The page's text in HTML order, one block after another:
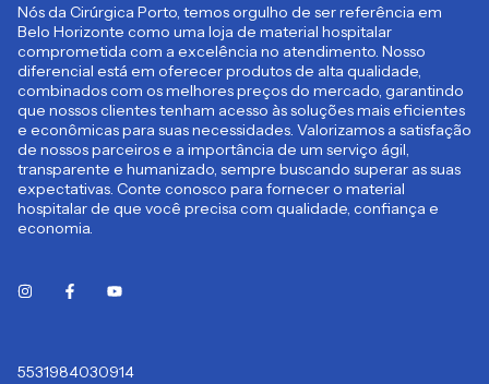
Nós da Cirúrgica Porto, temos orgulho de ser referência em
Belo Horizonte como uma loja de material hospitalar
comprometida com a excelência no atendimento. Nosso
diferencial está em oferecer produtos de alta qualidade,
combinados com os melhores preços do mercado, garantindo
que nossos clientes tenham acesso às soluções mais eficientes
e econômicas para suas necessidades. Valorizamos a satisfação
de nossos parceiros e a importância de um serviço ágil,
transparente e humanizado, sempre buscando superar as suas
expectativas. Conte conosco para fornecer o material
hospitalar de que você precisa com qualidade, confiança e
economia.
5531984030914